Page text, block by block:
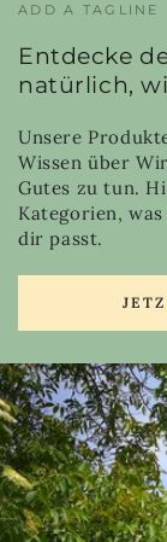
ADD A TAGLINE
Entdecke
natürlich,
Unsere
Wissen über
Gutes zu tun.
Kategorien,
dir passt.